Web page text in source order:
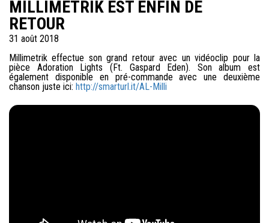
MILLIMETRIK EST ENFIN DE
RETOUR
31 août 2018
Millimetrik effectue son grand retour avec un vidéoclip pour la
pièce Adoration Lights (Ft. Gaspard Eden). Son album est
également disponible en pré-commande avec une deuxième
chanson juste ici: http://smarturl.it/AL-Milli